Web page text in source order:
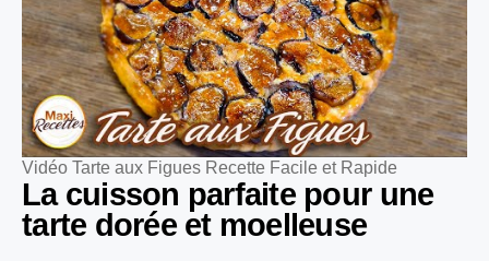
Vidéo Tarte aux Figues Recette Facile et Rapide
La cuisson parfaite pour une
tarte dorée et moelleuse